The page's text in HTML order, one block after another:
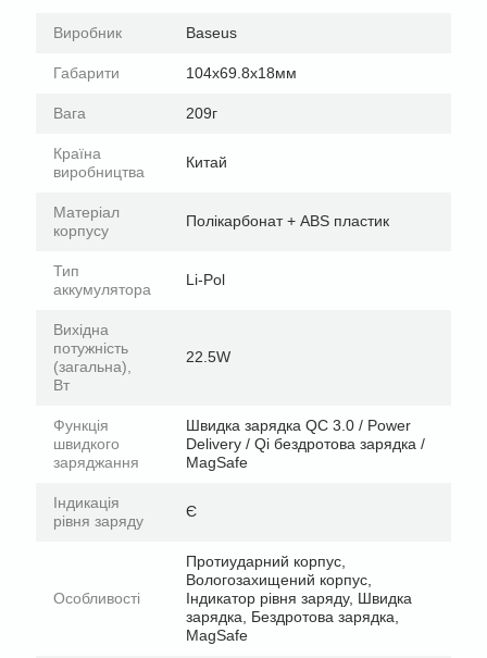
Виробник Baseus
Габарити 104х69.8х18мм
Вага 209г
Країна
виробництва
Китай
Матеріал
корпусу
Полікарбонат + ABS пластик
Тип
аккумулятора
Li-Pol
Вихідна
потужність
(загальна),
Вт
22.5W
Функція
швидкого
заряджання
Швидка зарядка QC 3.0 / Power
Delivery / Qi бездротова зарядка /
MagSafe
Індикація
рівня заряду
Є
Особливості
Протиударний корпус,
Вологозахищений корпус,
Індикатор рівня заряду, Швидка
зарядка, Бездротова зарядка,
MagSafe